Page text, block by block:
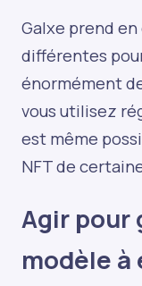
Galxe prend
différentes
énormément
vous utilisez
est même
NFT de
Agir pour
modèle à